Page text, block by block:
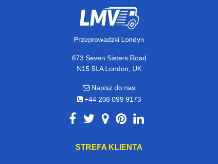
Przeprowadzki Londyn
673 Seven Sisters Road
N15 5LA London, UK
Napisz do nas
+44 208 099 9173
STREFA KLIENTA